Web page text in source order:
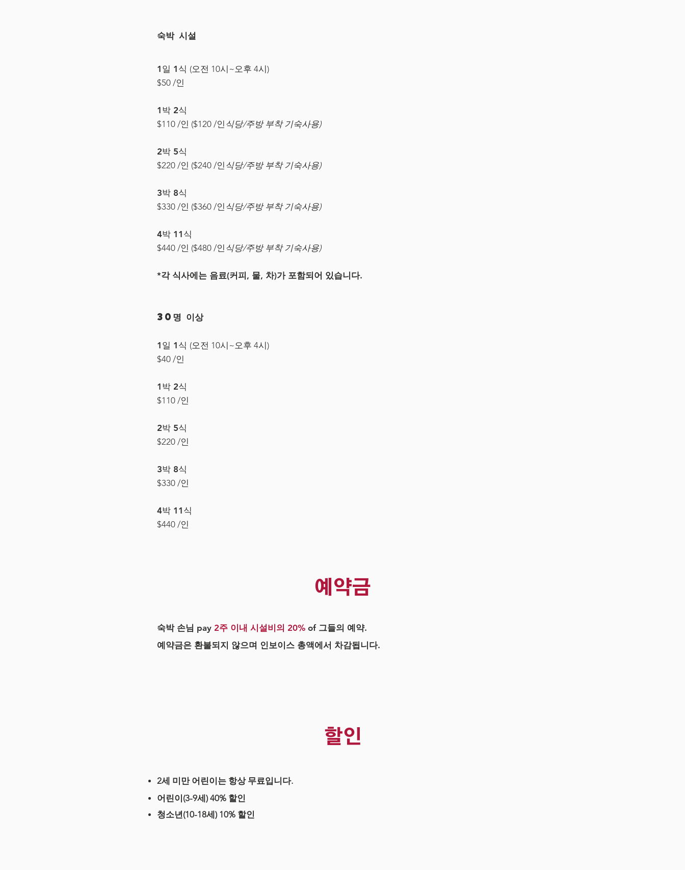
숙박 시설
1일 1식 (오전 10시~오후 4시)
$50 /인
1박 2식
$110 /인 ($120 /인 식당/주방 부착 기숙사용)
2박 5식
$220 /인 ($240 /인 식당/주방 부착 기숙사용)
3박 8식
$330 /인 ($360 /인 식당/주방 부착 기숙사용)
4박 11식
$440 /인 ($480 /인 식당/주방 부착 기숙사용)
*각 식사에는 음료(커피, 물, 차)가 포함되어 있습니다.
30명 이상
1일 1식 (오전 10시~오후 4시)
$40 /인
1박 2식
$110 /인
2박 5식
$220 /인
3박 8식
$330 /인
4박 11식
$440 /인
예약금
숙박 손님 pay 2주 이내 시설비의 20% of 그들의 예약.
예약금은 환불되지 않으며 인보이스 총액에서 차감됩니다.
할인
2세 미만 어린이는 항상 무료입니다.
어린이(3-9세) 40% 할인
청소년(10-18세) 10% 할인